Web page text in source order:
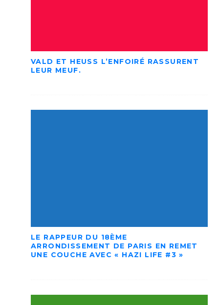
VALD ET HEUSS L’ENFOIRÉ RASSURENT
LEUR MEUF.
LE RAPPEUR DU 18ÈME
ARRONDISSEMENT DE PARIS EN REMET
UNE COUCHE AVEC « HAZI LIFE #3 »